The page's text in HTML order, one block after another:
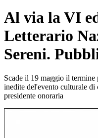
Al via la VI
Letterario
Sereni.
Scade il 19 maggio il termine
inedite del'evento culturale di
presidente onoraria